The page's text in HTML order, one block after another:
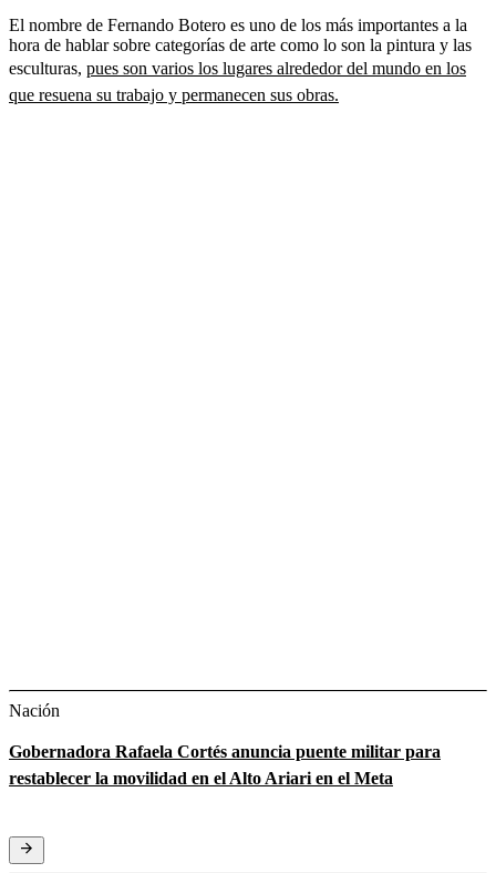
El nombre de Fernando Botero es uno de los más importantes a la
hora de hablar sobre categorías de arte como lo son la pintura y las
esculturas, pues son varios los lugares alrededor del mundo en los
que resuena su trabajo y permanecen sus obras.
Nación
Gobernadora Rafaela Cortés anuncia puente militar para
restablecer la movilidad en el Alto Ariari en el Meta